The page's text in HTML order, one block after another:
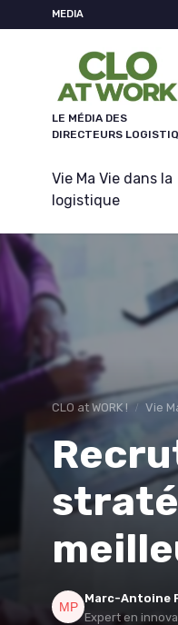
MEDIA
LE MÉDIA DES
DIRECTEURS
Vie Ma Vie dans la
logistique
CLO at WORK ! Vie
Marc-Antoine
Expert en
Panneau de gestion des